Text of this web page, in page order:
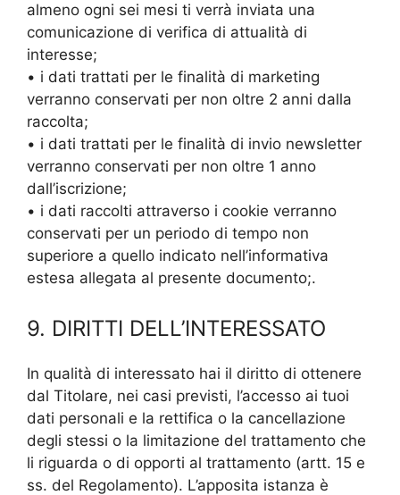
almeno ogni sei mesi ti verrà inviata una
comunicazione di verifica di attualità di
interesse;
• i dati trattati per le finalità di marketing
verranno conservati per non oltre 2 anni dalla
raccolta;
• i dati trattati per le finalità di invio newsletter
verranno conservati per non oltre 1 anno
dall’iscrizione;
• i dati raccolti attraverso i cookie verranno
conservati per un periodo di tempo non
superiore a quello indicato nell’informativa
estesa allegata al presente documento;.
9. DIRITTI DELL’INTERESSATO
In qualità di interessato hai il diritto di ottenere
dal Titolare, nei casi previsti, l’accesso ai tuoi
dati personali e la rettifica o la cancellazione
degli stessi o la limitazione del trattamento che
li riguarda o di opporti al trattamento (artt. 15 e
ss. del Regolamento). L’apposita istanza è